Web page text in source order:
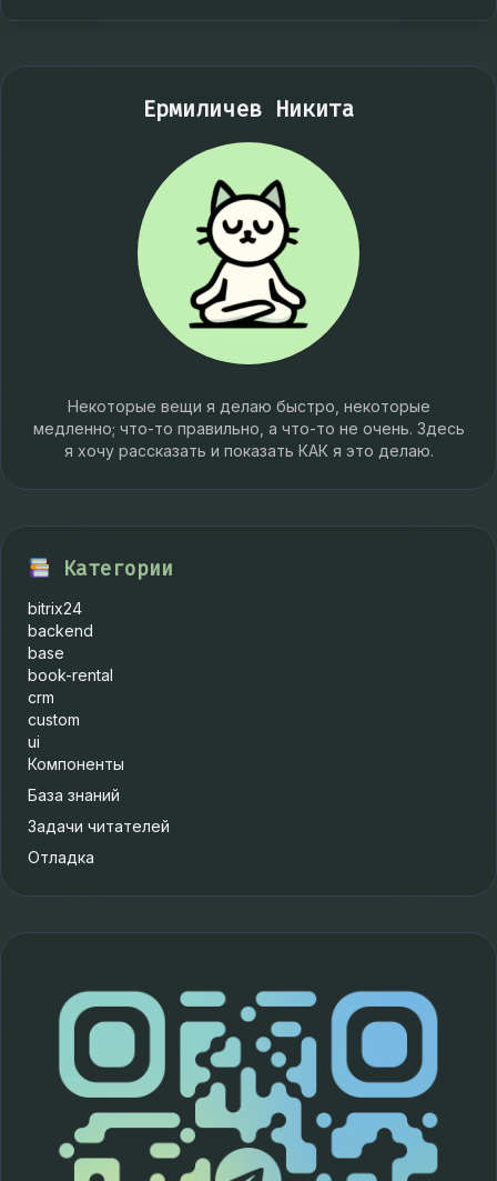
Ермиличев Никита
Некоторые вещи я делаю быстро, некоторые
медленно; что-то правильно, а что-то не очень. Здесь
я хочу рассказать и показать КАК я это делаю.
Категории
bitrix24
backend
base
book-rental
crm
custom
ui
Компоненты
База знаний
Задачи читателей
Отладка